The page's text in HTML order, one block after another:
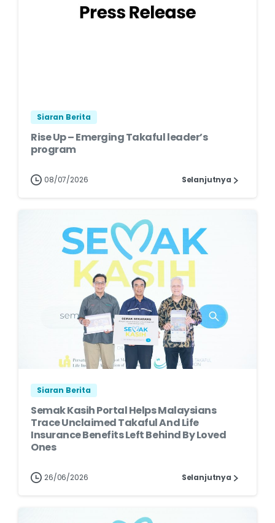
Siaran Berita
Rise Up – Emerging Takaful leader’s
program
08/07/2026 Selanjutnya
Siaran Berita
Semak Kasih Portal Helps Malaysians
Trace Unclaimed Takaful And Life
Insurance Benefits Left Behind By Loved
Ones
26/06/2026 Selanjutnya